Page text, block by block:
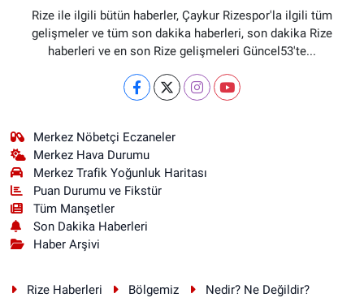
Rize ile ilgili bütün haberler, Çaykur Rizespor'la ilgili tüm
gelişmeler ve tüm son dakika haberleri, son dakika Rize
haberleri ve en son Rize gelişmeleri Güncel53'te...
Merkez Nöbetçi Eczaneler
Merkez Hava Durumu
Merkez Trafik Yoğunluk Haritası
Puan Durumu ve Fikstür
Tüm Manşetler
Son Dakika Haberleri
Haber Arşivi
Rize Haberleri Bölgemiz Nedir? Ne Değildir?